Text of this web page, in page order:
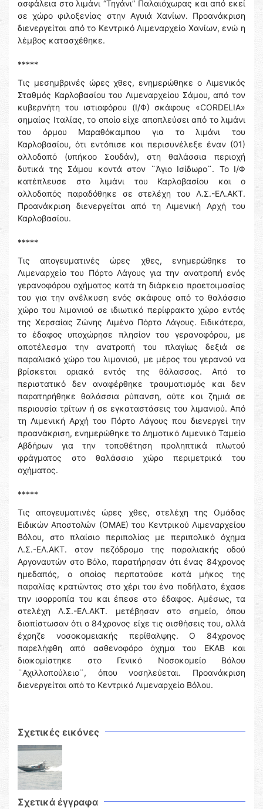
ασφάλεια στο λιμάνι “Τηγάνι” Παλαιόχωρας και από εκεί
σε χώρο φιλοξενίας στην Αγυιά Χανίων. Προανάκριση
διενεργείται από το Κεντρικό Λιμεναρχείο Χανίων, ενώ η
λέμβος κατασχέθηκε.
*****
Τις μεσημβρινές ώρες χθες, ενημερώθηκε ο Λιμενικός
Σταθμός Καρλοβασίου του Λιμεναρχείου Σάμου, από τον
κυβερνήτη του ιστιοφόρου (Ι/Φ) σκάφους «CORDELIA»
σημαίας Ιταλίας, το οποίο είχε αποπλεύσει από το λιμάνι
του όρμου Μαραθόκαμπου για το λιμάνι του
Καρλοβασίου, ότι εντόπισε και περισυνέλεξε έναν (01)
αλλοδαπό (υπήκοο Σουδάν), στη θαλάσσια περιοχή
δυτικά της Σάμου κοντά στον ¨Άγιο Ισίδωρο¨. Το Ι/Φ
κατέπλευσε στο λιμάνι του Καρλοβασίου και ο
αλλοδαπός παραδόθηκε σε στελέχη του Λ.Σ.-ΕΛ.ΑΚΤ.
Προανάκριση διενεργείται από τη Λιμενική Αρχή του
Καρλοβασίου.
*****
Τις απογευματινές ώρες χθες, ενημερώθηκε το
Λιμεναρχείο του Πόρτο Λάγους για την ανατροπή ενός
γερανοφόρου οχήματος κατά τη διάρκεια προετοιμασίας
του για την ανέλκυση ενός σκάφους από το θαλάσσιο
χώρο του λιμανιού σε ιδιωτικό περίφρακτο χώρο εντός
της Χερσαίας Ζώνης Λιμένα Πόρτο Λάγους. Ειδικότερα,
το έδαφος υποχώρησε πλησίον του γερανοφόρου, με
αποτέλεσμα την ανατροπή του πλαγίως δεξιά σε
παραλιακό χώρο του λιμανιού, με μέρος του γερανού να
βρίσκεται οριακά εντός της θάλασσας. Από το
περιστατικό δεν αναφέρθηκε τραυματισμός και δεν
παρατηρήθηκε θαλάσσια ρύπανση, ούτε και ζημιά σε
περιουσία τρίτων ή σε εγκαταστάσεις του λιμανιού. Από
τη Λιμενική Αρχή του Πόρτο Λάγους που διενεργεί την
προανάκριση, ενημερώθηκε το Δημοτικό Λιμενικό Ταμείο
Αβδήρων για την τοποθέτηση προληπτικά πλωτού
φράγματος στο θαλάσσιο χώρο περιμετρικά του
οχήματος.
*****
Τις απογευματινές ώρες χθες, στελέχη της Ομάδας
Ειδικών Αποστολών (ΟΜΑΕ) του Κεντρικού Λιμεναρχείου
Βόλου, στο πλαίσιο περιπολίας με περιπολικό όχημα
Λ.Σ.-ΕΛ.ΑΚΤ. στον πεζόδρομο της παραλιακής οδού
Αργοναυτών στο Βόλο, παρατήρησαν ότι ένας 84χρονος
ημεδαπός, ο οποίος περπατούσε κατά μήκος της
παραλίας κρατώντας στο χέρι του ένα ποδήλατο, έχασε
την ισορροπία του και έπεσε στο έδαφος. Αμέσως, τα
στελέχη Λ.Σ.-ΕΛ.ΑΚΤ. μετέβησαν στο σημείο, όπου
διαπίστωσαν ότι ο 84χρονος είχε τις αισθήσεις του, αλλά
έχρηζε νοσοκομειακής περίθαλψης. Ο 84χρονος
παρελήφθη από ασθενοφόρο όχημα του ΕΚΑΒ και
διακομίστηκε στο Γενικό Νοσοκομείο Βόλου
¨Αχιλλοπούλειο¨, όπου νοσηλεύεται. Προανάκριση
διενεργείται από το Κεντρικό Λιμεναρχείο Βόλου.
Σχετικές εικόνες
Σχετικά έγγραφα